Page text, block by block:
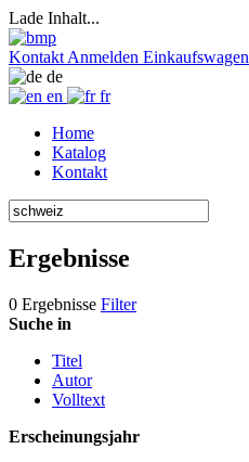
Lade Inhalt...
Kontakt Anmelden Einkaufswagen
de
en
fr
Home
Katalog
Kontakt
Ergebnisse
0 Ergebnisse Filter
Suche in
Titel
Autor
Volltext
Erscheinungsjahr